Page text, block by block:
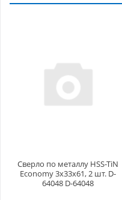
Сверло по металлу HSS-TiN
Economy 3х33x61, 2 шт. D-
64048 D-64048